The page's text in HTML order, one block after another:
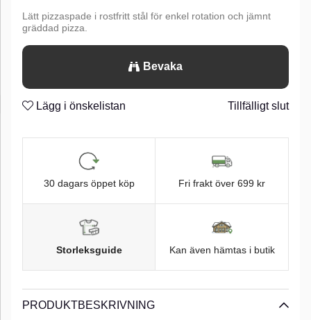
Lätt pizzaspade i rostfritt stål för enkel rotation och jämnt
gräddad pizza.
Bevaka
Lägg i önskelistan Tillfälligt slut
30 dagars öppet köp Fri frakt över 699 kr
Storleksguide Kan även hämtas i butik
PRODUKTBESKRIVNING